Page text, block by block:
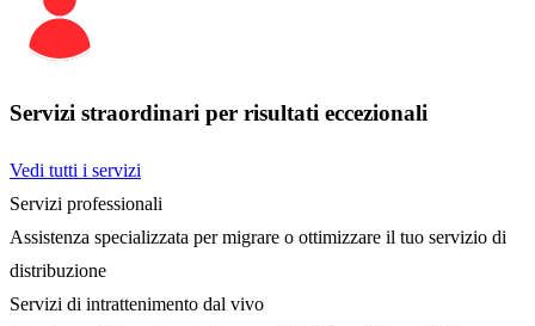
Servizi straordinari per risultati eccezionali
Vedi tutti i servizi
Servizi professionali
Assistenza specializzata per migrare o ottimizzare il tuo servizio di
distribuzione
Servizi di intrattenimento dal vivo